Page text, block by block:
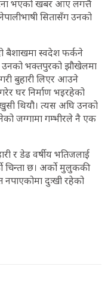
भएको खबर आए लगत्तै
सितासँग उनको
बैशाखमा स्वदेश फर्कने
भक्तपुरको झौखेलमा
बुहारी लिएर आउने
घर निर्माण भइरहेको
थियौ। त्यस अघि उनको
जग्गामा गम्भीरले नै एक
र डेढ वर्षीय भतिजलाई
चिन्ता छ। अर्को मुलुककी
नपाएकोमा दुःखी रहेको